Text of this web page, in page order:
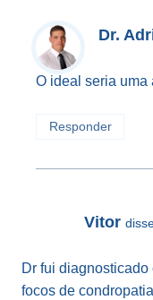
Dr.
O ideal seria uma
Responder
Vitor
Dr fui
focos de